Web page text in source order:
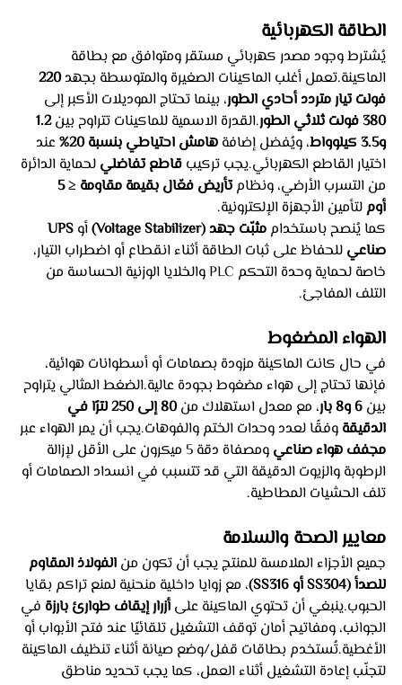
الطاقة الكهربائية
يُشترط وجود مصدر كهربائي مستقر ومتوافق مع بطاقة
الماكينة.تعمل أغلب الماكينات الصغيرة والمتوسطة بجهد
فولت تيار متردد أحادي الطور، بينما تحتاج الموديلات الأكبر إلى
380 فولت ثلاثي الطور
.القدرة الاسمية للماكينات تتراوح بين
و3.5 كيلوواط
، ويُفضل إضافة هامش احتياطي بنسبة 20%
عند
اختيار القاطع الكهربائي.يجب تركيب قاطع تفاضلي لحماية الدائرة
من التسرب الأرضي، ونظام
أوم لتأمين الأجهزة الإلكترونية.
كما يُنصح باستخدام مثبّت جهد (Voltage Stabilizer) أو
صناعي للحفاظ على ثبات الطاقة أثناء انقطاع أو اضطراب التيار،
خاصة لحماية وحدة التحكم PLC والخلايا الوزنية الحساسة من
التلف المفاجئ.
الهواء المضغوط
في حال كانت الماكينة مزودة بصمامات أو أسطوانات هوائية،
فإنها تحتاج إلى هواء مضغوط بجودة عالية.الضغط المثالي يتراوح
بين 6 و8 بار ، مع معدل استهلاك من
80 إلى 250 لترًا في
الدقيقة وفقًا لعدد وحدات الختم والفوهات.يجب أن يمر الهواء عبر
مجفف هواء صناعي
ومصفاة دقة 5 ميكرون على الأقل لإزالة
الرطوبة والزيوت الدقيقة التي قد تتسبب في انسداد الصمامات أو
تلف الحشيات المطاطية.
معايير الصحة والسلامة
جميع الأجزاء الملامسة للمنتج يجب أن تكون من الفولاذ المقاوم
للصدأ (SS304 أو SS316)
، مع زوايا داخلية منحنية لمنع تراكم بقايا
الحبوب.ينبغي أن تحتوي الماكينة على أزرار إيقاف طوارئ بارزة في
الجوانب، ومفاتيح أمان توقف التشغيل تلقائيًا عند فتح الأبواب أو
الأغطية.تُستخدم بطاقات قفل/وضع صيانة أثناء تنظيف الماكينة
لتجنّب إعادة التشغيل أثناء العمل، كما يجب تحديد مناطق